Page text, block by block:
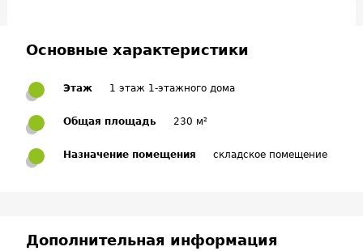
Основные характеристики
Этаж 1 этаж 1-этажного дома
Общая площадь 230 м²
Назначение помещения складское помещение
Дополнительная информация